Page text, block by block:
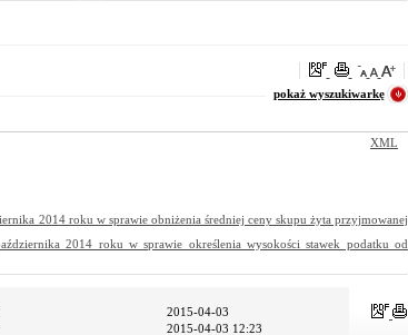
pokaż wyszukiwarkę
XML
2014 roku w sprawie obniżenia średniej ceny skupu żyta przyjmowanej
2014 roku w sprawie określenia wysokości stawek podatku od
2015-04-03
2015-04-03 12:23